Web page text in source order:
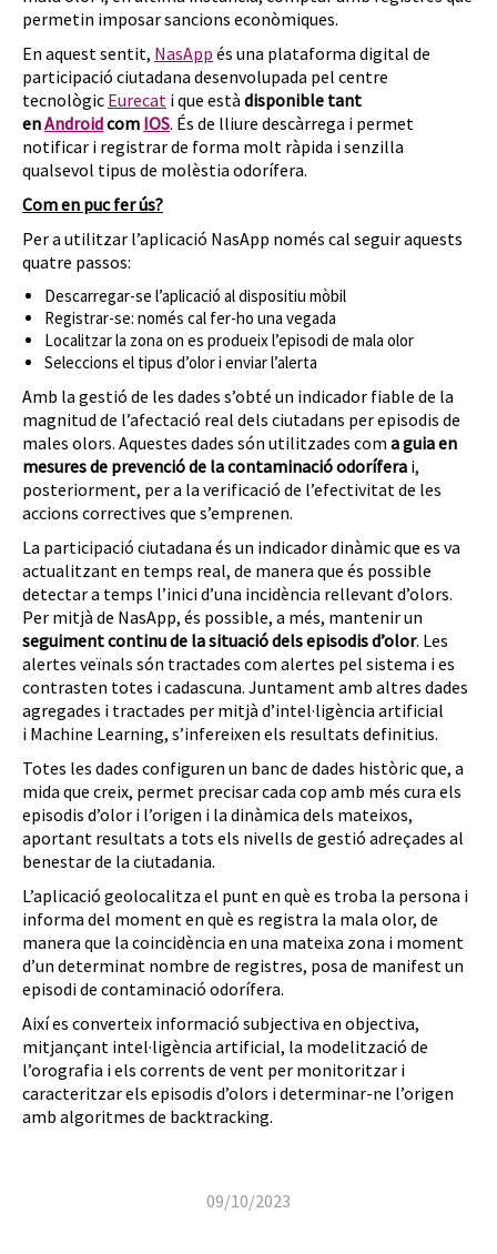
permetin imposar sancions econòmiques.
En aquest sentit, NasApp és una plataforma digital de
participació ciutadana desenvolupada pel centre
tecnològic Eurecat i que està disponible tant
enAndroidcom IOS. És de lliure descàrrega i permet
notificar i registrar de forma molt ràpida i senzilla
qualsevol tipus de molèstia odorífera.
Com en puc fer ús?
Per a utilitzar l’aplicació NasApp només cal seguir aquests
quatre passos:
Descarregar-se l’aplicació al dispositiu mòbil
Registrar-se: només cal fer-ho una vegada
Localitzar la zona on es produeix l’episodi de mala olor
Seleccions el tipus d’olor i enviar l’alerta
Amb la gestió de les dades s’obté un indicador fiable de la
magnitud de l’afectació real dels ciutadans per episodis de
males olors. Aquestes dades són utilitzades com a guia en
mesures de prevenció de la contaminació odorífera i,
posteriorment, per a la verificació de l’efectivitat de les
accions correctives que s’emprenen.
La participació ciutadana és un indicador dinàmic que es va
actualitzant en temps real, de manera que és possible
detectar a temps l’inici d’una incidència rellevant d’olors.
Per mitjà de NasApp, és possible, a més, mantenir un
seguiment continu de la situació dels episodis d’olor. Les
alertes veïnals són tractades com alertes pel sistema i es
contrasten totes i cadascuna. Juntament amb altres dades
agregades i tractades per mitjà d’intel·ligència artificial
i Machine Learning, s’infereixen els resultats definitius.
Totes les dades configuren un banc de dades històric que, a
mida que creix, permet precisar cada cop amb més cura els
episodis d’olor i l’origen i la dinàmica dels mateixos,
aportant resultats a tots els nivells de gestió adreçades al
benestar de la ciutadania.
L’aplicació geolocalitza el punt en què es troba la persona i
informa del moment en què es registra la mala olor, de
manera que la coincidència en una mateixa zona i moment
d’un determinat nombre de registres, posa de manifest un
episodi de contaminació odorífera.
Així es converteix informació subjectiva en objectiva,
mitjançant intel·ligència artificial, la modelització de
l’orografia i els corrents de vent per monitoritzar i
caracteritzar els episodis d’olors i determinar-ne l’origen
amb algoritmes de backtracking.
09/10/2023